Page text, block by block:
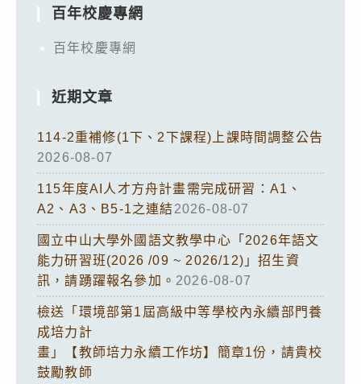
百年校慶專網
百年校慶專網
近期文章
114-2重補修(1下、2下課程)上課時間調整公告
2026-08-07
115年度AI人才方舟計畫需完成研習：A1、
A2、A3、B5-1之連結2026-08-07
國立中山大學外國語文教學中心「2026年語文
能力研習班(2026 /09 ~ 2026/12)」招生資
訊，請踴躍報名參加。 2026-08-07
檢送「環境部第1屆高級中等學校內永續部門養
成培力計
畫」【教師培力永續工作坊】簡章1份，請貴校
鼓勵教師